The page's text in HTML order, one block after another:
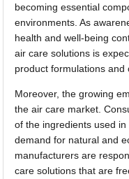
becoming essential
environments. As
health and well-being
air care solutions is
product formulations and
Moreover, the growing
the air care market.
of the ingredients used
demand for natural and
manufacturers are
care solutions that are